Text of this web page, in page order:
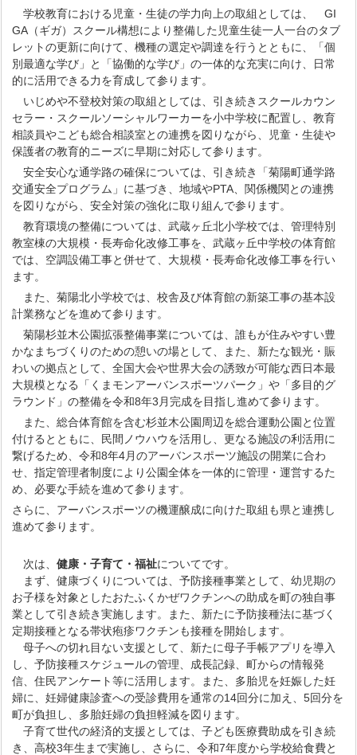
学校教育における児童・生徒の学力向上の取組としては、 GI
GA（ギガ）スクール構想により整備した児童生徒一人一台のタブ
レットの更新に向けて、機種の選定や調達を行うとともに、「個
別最適な学び」と「協働的な学び」の一体的な充実に向け、日常
的に活用できる力を育成して参ります。
いじめや不登校対策の取組としては、引き続きスクールカウン
セラー・スクールソーシャルワーカーを小中学校に配置し、教育
相談員やこども総合相談室との連携を図りながら、児童・生徒や
保護者の教育的ニーズに早期に対応して参ります。
安全安心な通学路の確保については、引き続き「菊陽町通学路
交通安全プログラム」に基づき、地域やPTA、関係機関との連携
を図りながら、安全対策の強化に取り組んで参ります。
教育環境の整備については、武蔵ヶ丘北小学校では、管理特別
教室棟の大規模・長寿命化改修工事を、武蔵ヶ丘中学校の体育館
では、空調設備工事と併せて、大規模・長寿命化改修工事を行い
ます。
また、菊陽北小学校では、校舎及び体育館の新築工事の基本設
計業務などを進めて参ります。
菊陽杉並木公園拡張整備事業については、誰もが住みやすい豊
かなまちづくりのための憩いの場として、また、新たな観光・賑
わいの拠点として、全国大会や世界大会の誘致が可能な西日本最
大規模となる「くまモンアーバンスポーツパーク」や「多目的グ
ラウンド」の整備を令和8年3月完成を目指し進めて参ります。
また、総合体育館を含む杉並木公園周辺を総合運動公園と位置
付けるとともに、民間ノウハウを活用し、更なる施設の利活用に
繋げるため、令和8年4月のアーバンスポーツ施設の開業に合わ
せ、指定管理者制度により公園全体を一体的に管理・運営するた
め、必要な手続を進めて参ります。
さらに、アーバンスポーツの機運醸成に向けた取組も県と連携し
進めて参ります。
次は、健康・子育て・福祉についてです。
まず、健康づくりについては、予防接種事業として、幼児期の
お子様を対象としたおたふくかぜワクチンへの助成を町の独自事
業として引き続き実施します。また、新たに予防接種法に基づく
定期接種となる帯状疱疹ワクチンも接種を開始します。
母子への切れ目ない支援として、新たに母子手帳アプリを導入
し、予防接種スケジュールの管理、成長記録、町からの情報発
信、住民アンケート等に活用します。また、多胎児を妊娠した妊
婦に、妊婦健康診査への受診費用を通常の14回分に加え、5回分を
町が負担し、多胎妊婦の負担軽減を図ります。
子育て世代の経済的支援としては、子ども医療費助成を引き続
き、高校3年生まで実施し、さらに、令和7年度から学校給食費と